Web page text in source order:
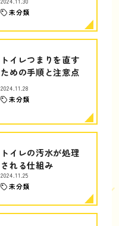
未分類
トイレつまりを直す
ための手順と注意点
2024.11.28
未分類
トイレの汚水が処理
される仕組み
2024.11.25
未分類